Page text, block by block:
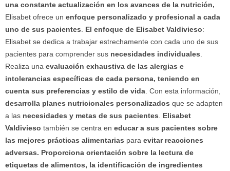
una constante actualización en los avances de la nutrición,
Elisabet ofrece un enfoque personalizado y profesional a cada
uno de sus pacientes. El enfoque de Elisabet Valdivieso:
Elisabet se dedica a trabajar estrechamente con cada uno de sus
pacientes para comprender sus necesidades individuales.
Realiza una evaluación exhaustiva de las alergias e
intolerancias específicas de cada persona, teniendo en
cuenta sus preferencias y estilo de vida. Con esta información,
desarrolla planes nutricionales personalizados que se adapten
a las necesidades y metas de sus pacientes. Elisabet
Valdivieso también se centra en educar a sus pacientes sobre
las mejores prácticas alimentarias para evitar reacciones
adversas. Proporciona orientación sobre la lectura de
etiquetas de alimentos, la identificación de ingredientes